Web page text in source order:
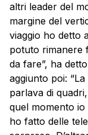
altri leader del
margine del
viaggio ho detto
potuto rimanere
da fare”, ha
aggiunto poi:
parlava di
quel momento io
ho fatto delle